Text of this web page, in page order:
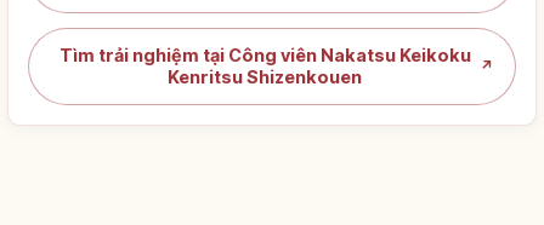
Tìm trải nghiệm tại Công viên Nakatsu Keikoku
Kenritsu Shizenkouen
↗